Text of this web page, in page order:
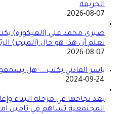
الجريمة
2026-08-07
صبرى محمد علي (العيكورة)
تعلم أن هذا هو حال (الميجر)
2026-08-07
ياسر الفادني يكتب…. هل
2024-09-24
بعد نجاحها في مرحلة البناء
المجتمعية تساهم في تامين